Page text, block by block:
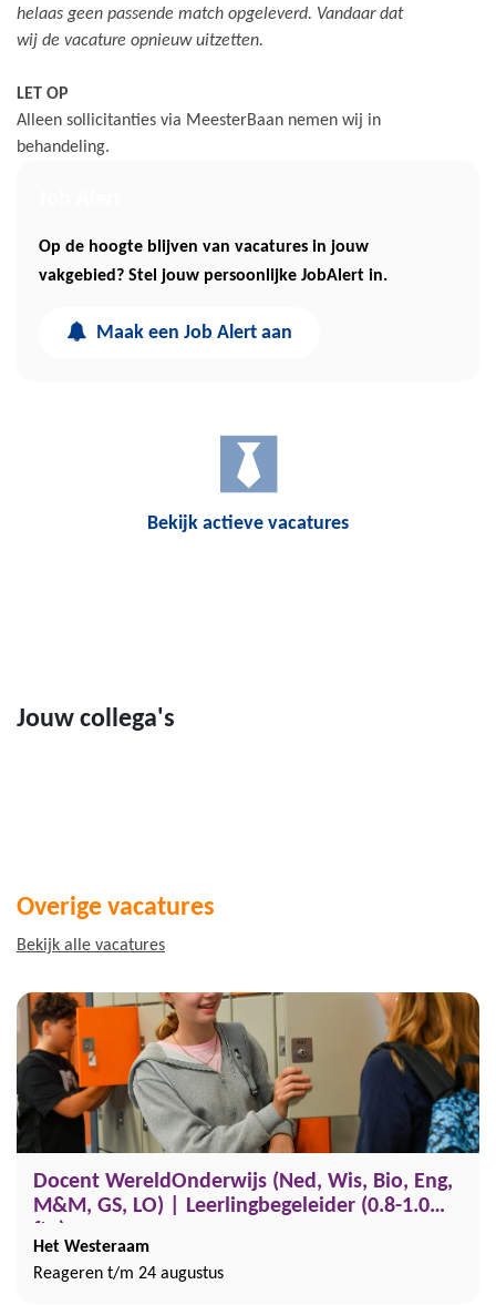
helaas geen passende match opgeleverd. Vandaar dat
wij de vacature opnieuw uitzetten.
LET OP
Alleen sollicitanties via MeesterBaan nemen wij in
behandeling.
Op de hoogte blijven van vacatures in jouw
vakgebied? Stel jouw persoonlijke JobAlert in.
Maak een Job Alert aan
Bekijk actieve vacatures
Jouw collega's
Overige vacatures
Bekijk alle vacatures
Docent WereldOnderwijs (Ned, Wis, Bio, Eng,
M&M, GS, LO) | Leerlingbegeleider (0.8-1.0
Het Westeraam
Reageren t/m 24 augustus